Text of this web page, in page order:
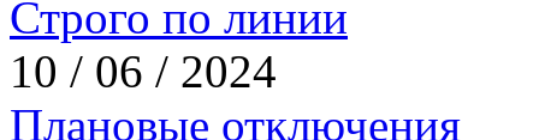
Строго по линии
10 / 06 / 2024
Плановые отключения